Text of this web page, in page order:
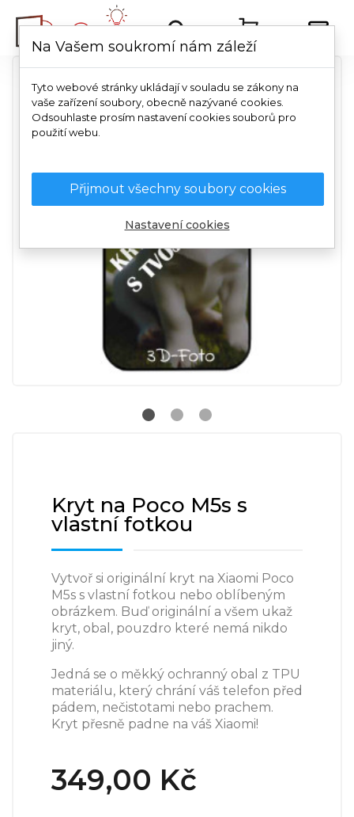
Kryt na Poco M5s s
vlastní fotkou
Vytvoř si originální kryt na Xiaomi Poco
M5s s vlastní fotkou nebo oblíbeným
obrázkem. Buď originální a všem ukaž
kryt, obal, pouzdro které nemá nikdo
jiný.
Jedná se o měkký ochranný obal z TPU
materiálu, který chrání váš telefon před
pádem, nečistotami nebo prachem.
Kryt přesně padne na váš Xiaomi!
349,00 Kč
Na Vašem soukromí nám záleží
Tyto webové stránky ukládají v souladu se zákony na
vaše zařízení soubory, obecně nazývané cookies.
Odsouhlaste prosím nastavení cookies souborů pro
použití webu.
Přijmout všechny soubory cookies
Nastavení cookies